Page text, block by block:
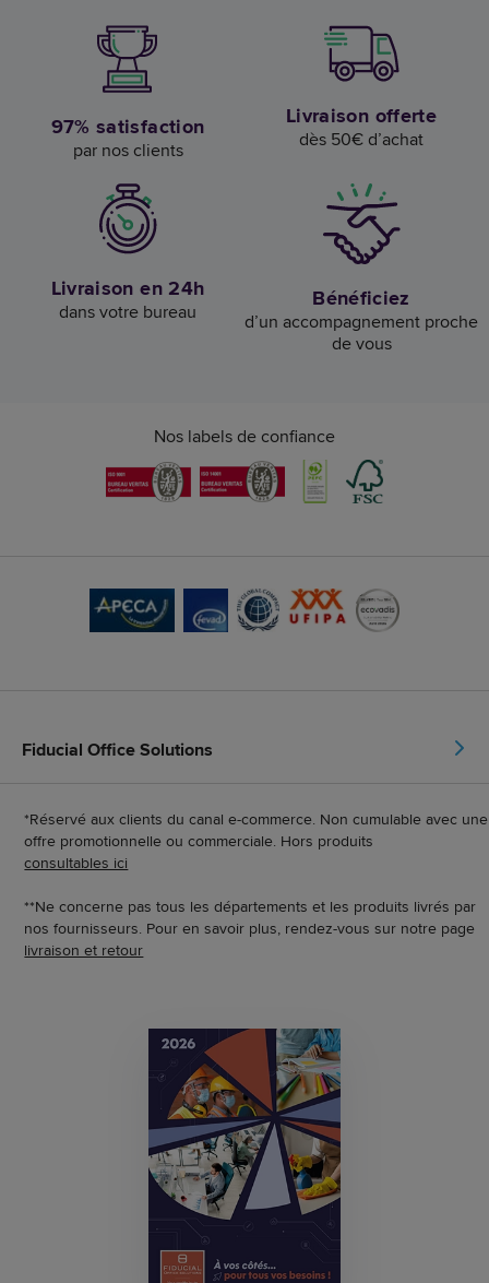
97% satisfaction
par nos clients
Livraison offerte
dès 50€ d’achat
Livraison en 24h
dans votre bureau Bénéficiez
d’un accompagnement proche
de vous
Nos labels de confiance
Fiducial Office Solutions
*Réservé aux clients du canal e-commerce. Non cumulable avec une
offre promotionnelle ou commerciale. Hors produits
consultables ici
**Ne concerne pas tous les départements et les produits livrés par
nos fournisseurs. Pour en savoir plus, rendez-vous sur notre page
livraison et retour